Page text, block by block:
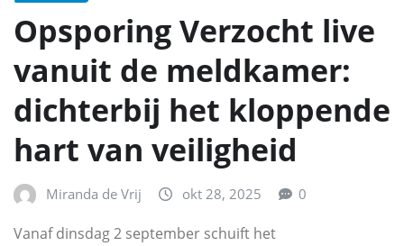
Opsporing Verzocht live
vanuit de meldkamer:
dichterbij het kloppende
hart van veiligheid
Miranda de Vrij okt 28, 2025 0
Vanaf dinsdag 2 september schuift het